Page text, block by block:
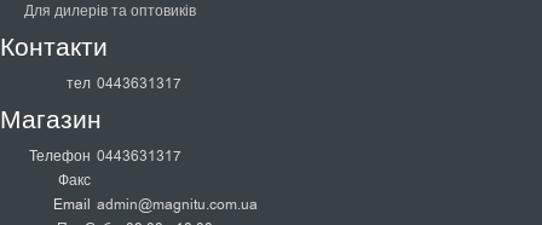
Для дилерів та оптовиків
Контакти
тел 0443631317
Магазин
Телефон 0443631317
Факс
Email admin@magnitu.com.ua